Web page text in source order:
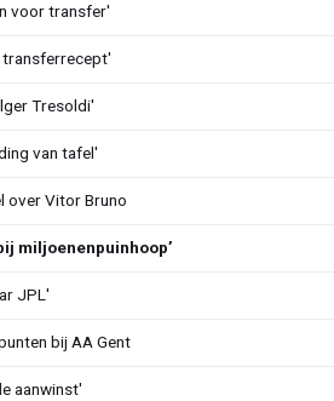
voor transfer'
transferrecept'
Tresoldi'
van tafel'
over Vitor Bruno
miljoenenpuinhoop’
JPL'
bij AA Gent
aanwinst'